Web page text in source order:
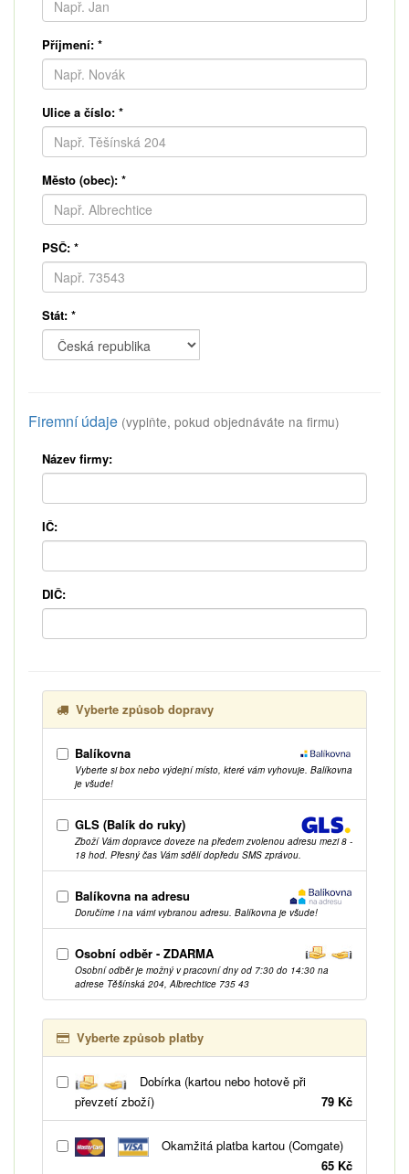
Příjmení: *
Ulice a číslo: *
Město (obec): *
PSČ: *
Stát: *
Firemní údaje (vyplňte, pokud objednáváte na firmu)
Název firmy:
IČ:
DIČ:
Vyberte způsob dopravy
Balíkovna
Vyberte si box nebo výdejní místo, které vám vyhovuje. Balíkovna
je všude!
GLS (Balík do ruky)
Zboží Vám dopravce doveze na předem zvolenou adresu mezi 8 -
18 hod. Přesný čas Vám sdělí dopředu SMS zprávou.
Balíkovna na adresu
Doručíme i na vámi vybranou adresu. Balíkovna je všude!
Osobní odběr - ZDARMA
Osobní odběr je možný v pracovní dny od 7:30 do 14:30 na
adrese Těšínská 204, Albrechtice 735 43
Vyberte způsob platby
Dobírka (kartou nebo hotově při
převzetí zboží)
79 Kč
Okamžitá platba kartou (Comgate)
65 Kč